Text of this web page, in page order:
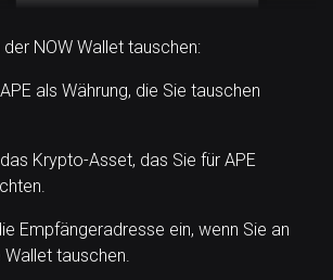
der NOW Wallet tauschen:
APE als Währung, die Sie tauschen
das Krypto-Asset, das Sie für APE
Empfängeradresse ein, wenn Sie an
Wallet tauschen.